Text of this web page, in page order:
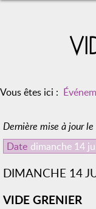
Vous êtes ici :
Dernière mise à jour
Date dimanche 14
DIMANCHE 14
VIDE GRENIER